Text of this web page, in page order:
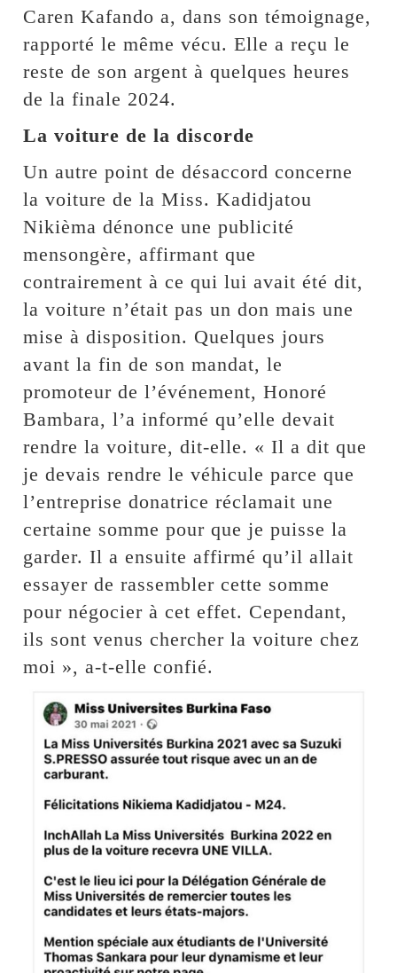
Caren Kafando a, dans son témoignage,
rapporté le même vécu. Elle a reçu le
reste de son argent à quelques heures
de la finale 2024.
La voiture de la discorde
Un autre point de désaccord concerne
la voiture de la Miss. Kadidjatou
Nikièma dénonce une publicité
mensongère, affirmant que
contrairement à ce qui lui avait été dit,
la voiture n’était pas un don mais une
mise à disposition. Quelques jours
avant la fin de son mandat, le
promoteur de l’événement, Honoré
Bambara, l’a informé qu’elle devait
rendre la voiture, dit-elle. « Il a dit que
je devais rendre le véhicule parce que
l’entreprise donatrice réclamait une
certaine somme pour que je puisse la
garder. Il a ensuite affirmé qu’il allait
essayer de rassembler cette somme
pour négocier à cet effet. Cependant,
ils sont venus chercher la voiture chez
moi », a-t-elle confié.